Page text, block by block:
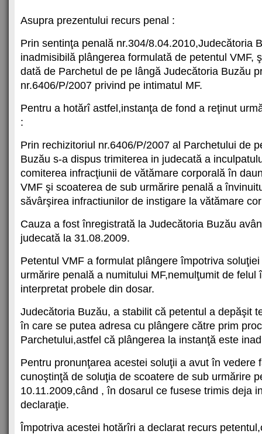
Asupra prezentului recurs penal :
Prin sentinţa penală nr.304/8.04.2010,Judecătoria
inadmisibilă plângerea formulată de petentul VMF,
dată de Parchetul de pe lângă Judecătoria Buzău
nr.6406/P/2007 privind pe intimatul MF.
Pentru a hotărî astfel,instanţa de fond a reţinut
:
Prin rechizitoriul nr.6406/P/2007 al Parchetului de
Buzău s-a dispus trimiterea in judecată a
comiterea infracţiunii de vătămare corporală în
VMF şi scoaterea de sub urmărire penală a
săvârşirea infractiunilor de instigare la vătămare
Cauza a fost înregistrată la Judecătoria Buzău
judecată la 31.08.2009.
Petentul VMF a formulat plângere împotriva
urmărire penală a numitului MF,nemulţumit de felul
interpretat probele din dosar.
Judecătoria Buzău, a stabilit că petentul a depăşit
în care se putea adresa cu plângere către prim
Parchetului,astfel că plângerea la instanţă este
Pentru pronunţarea acestei soluţii a avut în vedere
cunoştinţă de soluţia de scoatere de sub urmărire
10.11.2009,când , în dosarul ce fusese trimis deja
declaraţie.
Împotriva acestei hotărîri a declarat recurs